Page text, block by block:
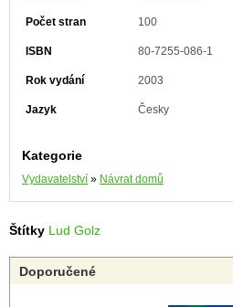
Počet stran 100
ISBN 80-7255-086-1
Rok vydání 2003
Jazyk Česky
Kategorie
Vydavatelství » Návrat domů
Štítky Lud Golz
Doporučené